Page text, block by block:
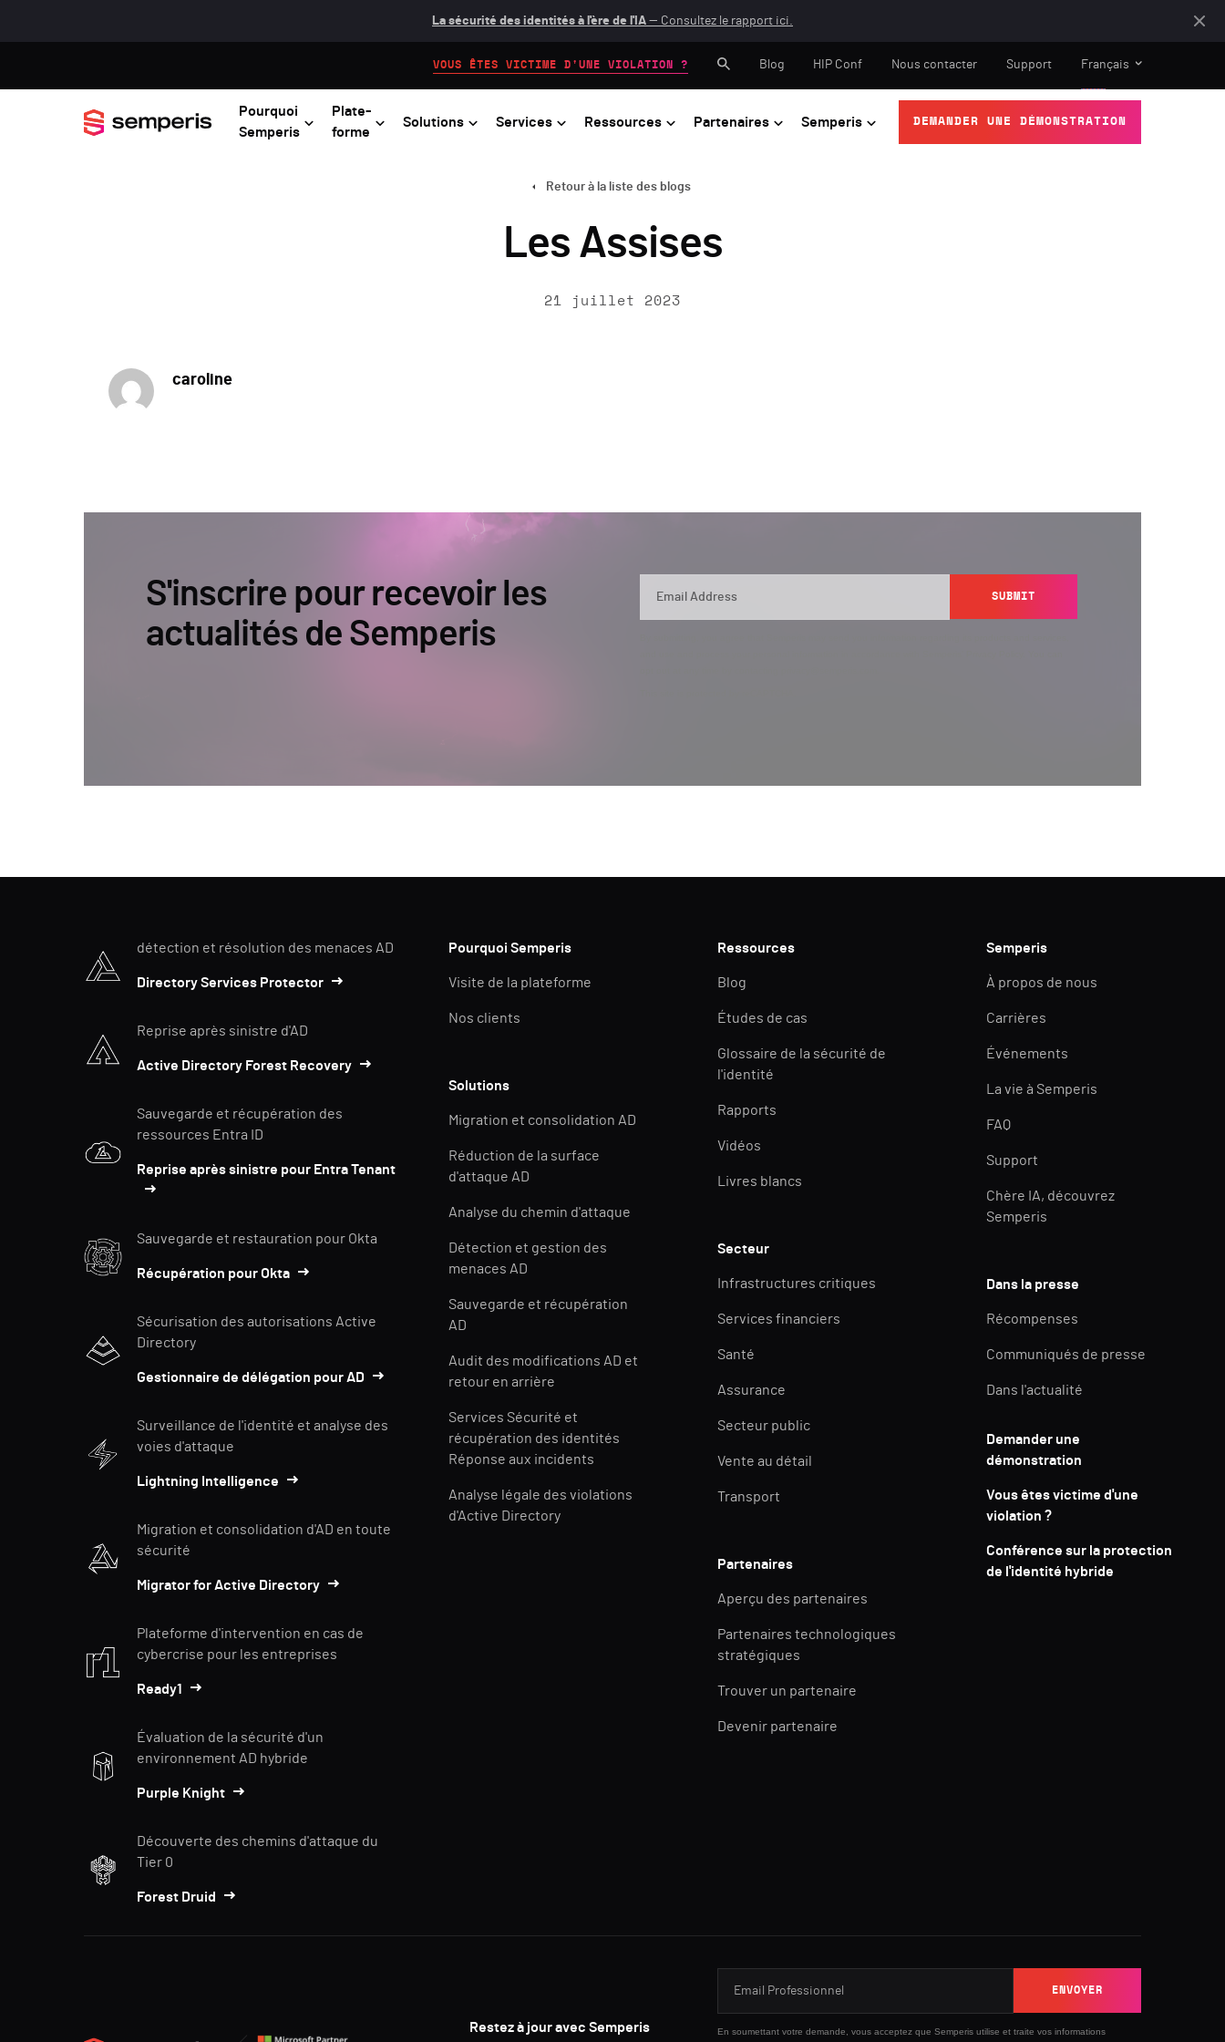
La sécurité des identités à l'ère de l'IA — Consultez le rapport ici.
Pourquoi
Semperis
Plate-
forme
Solutions Services Ressources Partenaires Semperis DEMANDER UNE DÉMONSTRATION
VOUS ÊTES VICTIME D'UNE VIOLATION ? Blog HIP Conf Nous contacter Support Français
Retour à la liste des blogs
Les Assises
21 juillet 2023
caroline
S'inscrire pour recevoir les
actualités de Semperis
SUBMIT
détection et résolution des menaces AD
Directory Services Protector
Reprise après sinistre d'AD
Active Directory Forest Recovery
Sauvegarde et récupération des
ressources Entra ID
Reprise après sinistre pour Entra Tenant
Sauvegarde et restauration pour Okta
Récupération pour Okta
Sécurisation des autorisations Active
Directory
Gestionnaire de délégation pour AD
Surveillance de l'identité et analyse des
voies d'attaque
Lightning Intelligence
Migration et consolidation d'AD en toute
sécurité
Migrator for Active Directory
Plateforme d'intervention en cas de
cybercrise pour les entreprises
Ready1
Évaluation de la sécurité d'un
environnement AD hybride
Purple Knight
Découverte des chemins d'attaque du
Tier 0
Forest Druid
Pourquoi Semperis
Visite de la plateforme
Nos clients
Solutions
Migration et consolidation AD
Réduction de la surface
d'attaque AD
Analyse du chemin d'attaque
Détection et gestion des
menaces AD
Sauvegarde et récupération
AD
Audit des modifications AD et
retour en arrière
Services Sécurité et
récupération des identités
Réponse aux incidents
Analyse légale des violations
d'Active Directory
Ressources
Blog
Études de cas
Glossaire de la sécurité de
l'identité
Rapports
Vidéos
Livres blancs
Secteur
Infrastructures critiques
Services financiers
Santé
Assurance
Secteur public
Vente au détail
Transport
Partenaires
Aperçu des partenaires
Partenaires technologiques
stratégiques
Trouver un partenaire
Devenir partenaire
Semperis
À propos de nous
Carrières
Événements
La vie à Semperis
FAQ
Support
Chère IA, découvrez
Semperis
Dans la presse
Récompenses
Communiqués de presse
Dans l'actualité
Demander une
démonstration
Vous êtes victime d'une
violation ?
Conférence sur la protection
de l'identité hybride
Restez à jour avec Semperis En soumettant votre demande, vous acceptez que Semperis utilise et traite vos informations
ENVOYER